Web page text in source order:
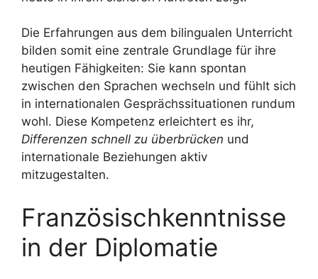
Die Erfahrungen aus dem bilingualen Unterricht
bilden somit eine zentrale Grundlage für ihre
heutigen Fähigkeiten: Sie kann spontan
zwischen den Sprachen wechseln und fühlt sich
in internationalen Gesprächssituationen rundum
wohl. Diese Kompetenz erleichtert es ihr,
Differenzen schnell zu überbrücken und
internationale Beziehungen aktiv
mitzugestalten.
Französischkenntnisse
in der Diplomatie